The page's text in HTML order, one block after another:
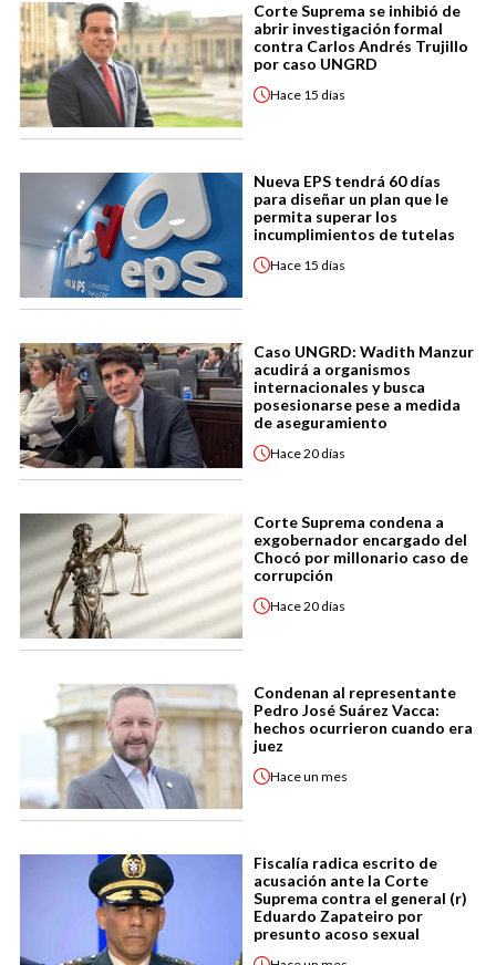
Corte Suprema se inhibió de
abrir investigación formal
contra Carlos Andrés Trujillo
por caso UNGRD
Hace 15 días
Nueva EPS tendrá 60 días
para diseñar un plan que le
permita superar los
incumplimientos de tutelas
Hace 15 días
Caso UNGRD: Wadith Manzur
acudirá a organismos
internacionales y busca
posesionarse pese a medida
de aseguramiento
Hace20 días
Corte Suprema condena a
exgobernador encargado del
Chocó por millonario caso de
corrupción
Hace20 días
Condenan al representante
Pedro José Suárez Vacca:
hechos ocurrieron cuando era
juez
Haceun mes
Fiscalía radica escrito de
acusación ante la Corte
Suprema contra el general (r)
Eduardo Zapateiro por
presunto acoso sexual